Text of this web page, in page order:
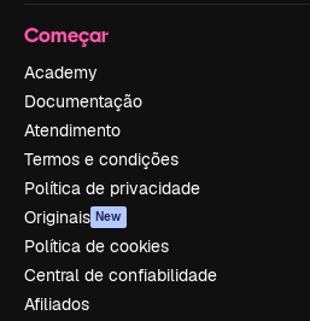
Começar
Academy
Documentação
Atendimento
Termos e condições
Política de privacidade
Originais New
Política de cookies
Central de confiabilidade
Afiliados